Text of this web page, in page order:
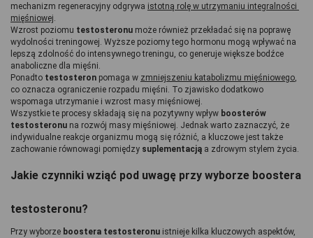
mechanizm regeneracyjny odgrywa istotną rolę w utrzymaniu integralności
mięśniowej.
Wzrost poziomu testosteronu może również przekładać się na poprawę
wydolności treningowej. Wyższe poziomy tego hormonu mogą wpływać na
lepszą zdolność do intensywnego treningu, co generuje większe bodźce
anaboliczne dla mięśni.
Ponadto testosteron pomaga w zmniejszeniu katabolizmu mięśniowego,
co oznacza ograniczenie rozpadu mięśni. To zjawisko dodatkowo
wspomaga utrzymanie i wzrost masy mięśniowej.
Wszystkie te procesy składają się na pozytywny wpływ boosterów
testosteronu na rozwój masy mięśniowej. Jednak warto zaznaczyć, że
indywidualne reakcje organizmu mogą się różnić, a kluczowe jest także
zachowanie równowagi pomiędzy suplementacją a zdrowym stylem życia.
Jakie czynniki wziąć pod uwagę przy wyborze boostera
testosteronu?
Przy wyborze boostera testosteronu istnieje kilka kluczowych aspektów,